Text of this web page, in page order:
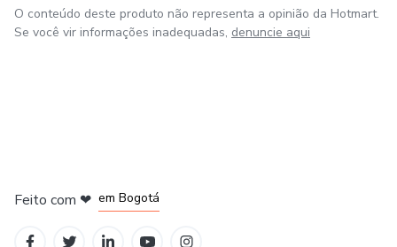
O conteúdo deste produto não representa a opinião da Hotmart.
Se você vir informações inadequadas, denuncie aqui
Feito com ❤ em Bogotá